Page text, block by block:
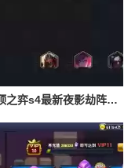
Lol云顶之弈s4最新夜影劫阵容搭配，云顶之奕夜影劫阵容